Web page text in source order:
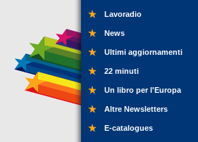
Lavoradio
News
Ultimi aggiornamenti
22 minuti
Un libro per l'Europa
Altre Newsletters
E-catalogues